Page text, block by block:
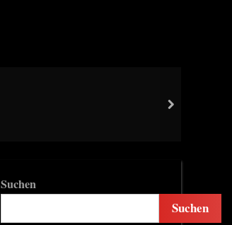
next
Suchen
Suchen